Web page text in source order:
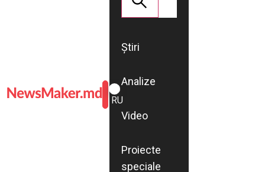
ROMÂNĂ
RU
Știri
Analize
Video
Proiecte
speciale